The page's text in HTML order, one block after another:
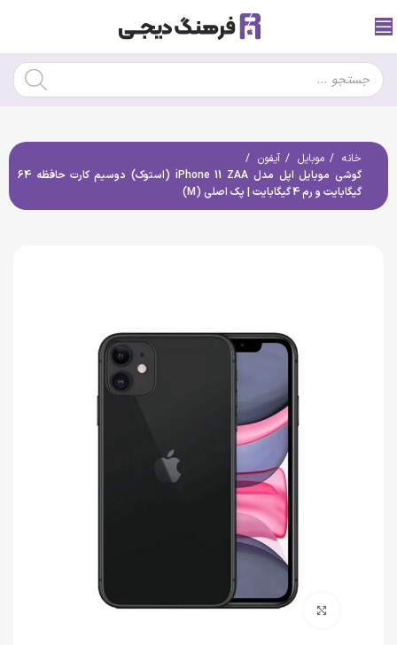
خانه موبایل
آیفون
گوشی موبایل اپل مدل iPhone 11 ZAA (استوک) دوسیم کارت حافظه 64
گیگابایت و رم 4 گیگابایت | پک اصلی (M)
برای بزرگنمایی کلیک کنید